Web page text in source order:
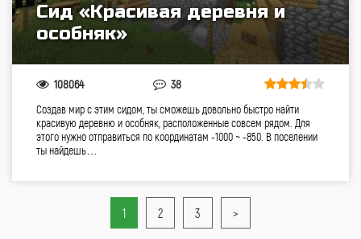
Сид «Красивая деревня и
особняк»
108064 38
Создав мир с этим сидом, ты сможешь довольно быстро найти
красивую деревню и особняк, расположенные совсем рядом. Для
этого нужно отправиться по координатам -1000 ~ -850. В поселении
ты найдешь…
1 2 3 >